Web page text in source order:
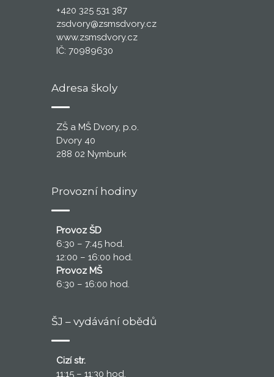
+420 325 531 387
zsdvory@zsmsdvory.cz
www.zsmsdvory.cz
IČ: 70989630
Adresa školy
ZŠ a MŠ Dvory, p.o.
Dvory 40
288 02 Nymburk
Provozní hodiny
Provoz ŠD
6:30 – 7:45 hod.
12:00 – 16:00 hod.
Provoz MŠ
6:30 – 16:00 hod.
ŠJ – vydávání obědů
Cizí str.
11:15 – 11:30 hod.